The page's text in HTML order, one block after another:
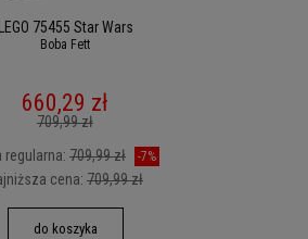
LEGO 75455 Star Wars
Boba Fett
660,29 zł
709,99 zł
regularna: 709,99 zł -7%
cena: 709,99 zł
do koszyka